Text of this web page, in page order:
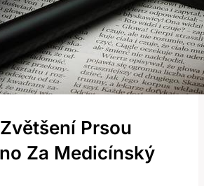
Prsou
Za Medicínský